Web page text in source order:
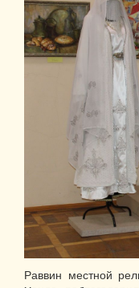
Раввин местной